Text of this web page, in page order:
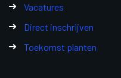
Vacatures
Direct inschrijven
Toekomst planten